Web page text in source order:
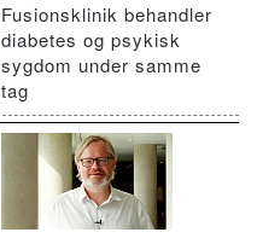
Fusionsklinik behandler
diabetes og psykisk
sygdom under samme
tag